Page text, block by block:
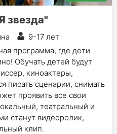
звезда"
9-17 лет
программа, где дети
Обучать детей будут
киноактеры,
писать сценарии, снимать
проявить все свои
театральный и
станут видеоролик,
клип.